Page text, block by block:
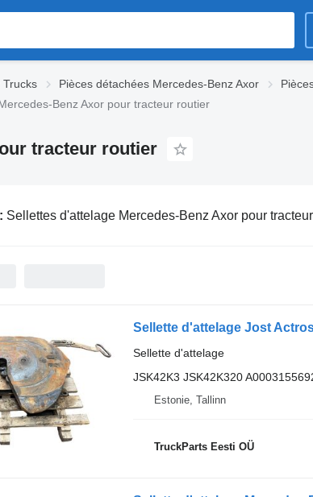
Trucks Pièces détachées Mercedes-Benz Axor
Benz Axor pour tracteur routier
tracteur routier
Sellettes d'attelage Mercedes-Benz Axor pour
Sellette d'attelage
JSK42K3 JSK42K320
Estonie, Tallinn
TruckParts Eesti OÜ